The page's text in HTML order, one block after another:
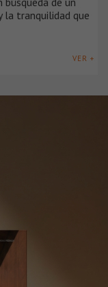
la tranquilidad que
VER +